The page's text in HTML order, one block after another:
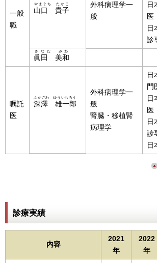
一般
職
山口 貴子
やまぐち たかこ
外科病理学一
般
日
医
日
診
眞田 美和
さなだ みわ
嘱託
医
深澤 雄一郎
ふかざわ ゆういちろう
外科病理学一
般
腎臓・移植腎
病理学
日
門
日
医
日
診
日
診療実績
内容
2021
年
2022
年